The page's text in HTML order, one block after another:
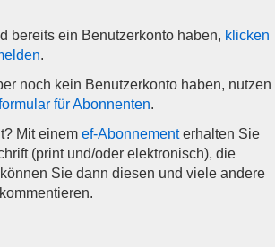
bereits ein Benutzerkonto haben, klicken
.
noch kein Benutzerkonto haben, nutzen
für Abonnenten.
Mit einem ef-Abonnementerhalten Sie
(print und/oder elektronisch), die
Sie dann diesen und viele andere